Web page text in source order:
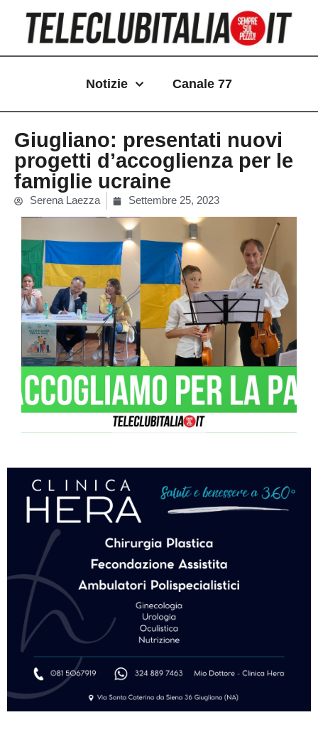
contenuto
Notizie Canale 77
Giugliano: presentati nuovi
progetti d’accoglienza per le
famiglie ucraine
Serena Laezza Settembre 25, 2023